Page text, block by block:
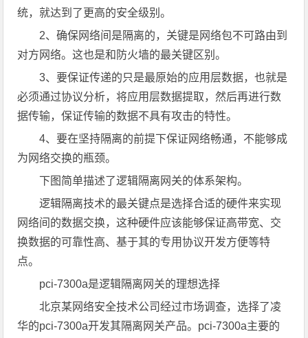
统，就达到了更高的安全级别。
2、确保网络间是隔离的，关键是网络包不可路由到
对方网络。这也是和防火墙的最关键区别。
3、要保证传递的只是最原始的应用层数据，也就是
必须通过协议分析，将应用层数据提取，然后再进行数
据传输，保证传输的数据不具有攻击的特性。
4、要在坚持隔离的前提下保证网络畅通，不能够成
为网络交换的瓶颈。
下图简单描述了逻辑隔离网关的体系架构。
逻辑隔离技术的最关键点是选择合适的硬件来实现
网络间的数据交换，这种硬件应该能够保证高带宽、交
换数据的可靠性高、基于其的专用协议开发方便等特
点。
pci-7300a是逻辑隔离网关的理想选择
北京某网络安全技术公司经过市场调查，选择了凌
华的pci-7300a开发其隔离网关产品。pci-7300a主要的